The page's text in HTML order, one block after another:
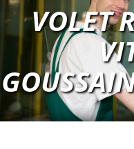
VOLET